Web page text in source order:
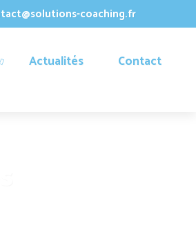
coaching.fr
Actualités Contact